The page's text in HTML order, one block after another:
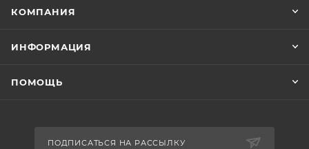
КОМПАНИЯ
ИНФОРМАЦИЯ
ПОМОЩЬ
ПОДПИСАТЬСЯ НА РАССЫЛКУ